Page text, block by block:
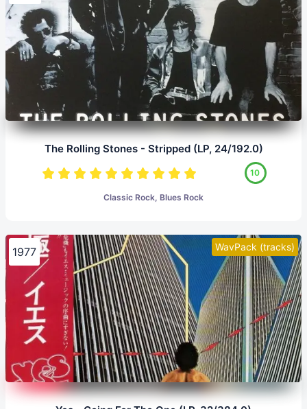
The Rolling Stones - Stripped (LP, 24/192.0)
10
Classic Rock, Blues Rock
WavPack (tracks)
1977